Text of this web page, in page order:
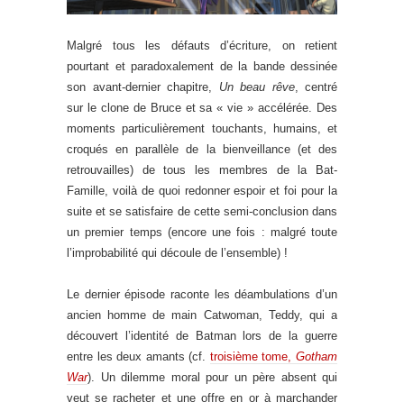
Malgré tous les défauts d’écriture, on retient
pourtant et paradoxalement de la bande dessinée
son avant-dernier chapitre, Un beau rêve, centré
sur le clone de Bruce et sa « vie » accélérée. Des
moments particulièrement touchants, humains, et
croqués en parallèle de la bienveillance (et des
retrouvailles) de tous les membres de la Bat-
Famille, voilà de quoi redonner espoir et foi pour la
suite et se satisfaire de cette semi-conclusion dans
un premier temps (encore une fois : malgré toute
l’improbabilité qui découle de l’ensemble) !
Le dernier épisode raconte les déambulations d’un
ancien homme de main Catwoman, Teddy, qui a
découvert l’identité de Batman lors de la guerre
entre les deux amants (cf. troisième tome,Gotham
War). Un dilemme moral pour un père absent qui
veut se racheter et une offre en or à marchander